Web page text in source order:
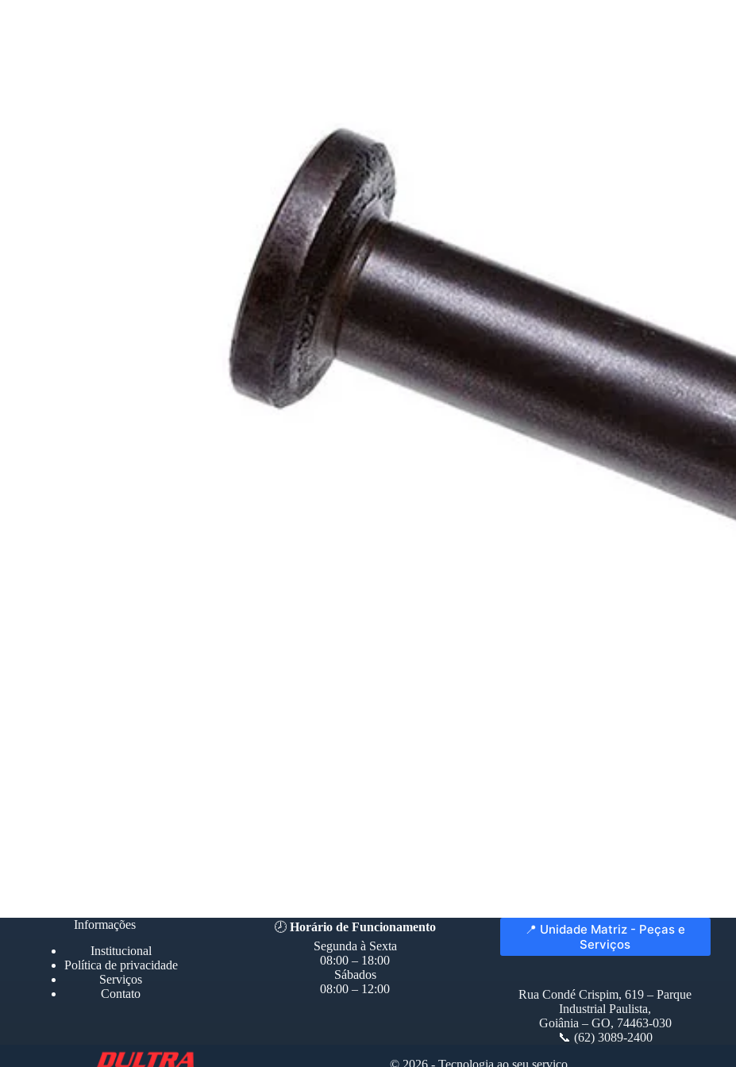
Informações
Institucional
Política de privacidade
Serviços
Contato
🕗Horário de Funcionamento
Segunda à Sexta
08:00 – 18:00
Sábados
08:00 – 12:00
📍 Unidade Matriz - Peças e
Serviços
Rua Condé Crispim, 619 – Parque
Industrial Paulista,
Goiânia – GO, 74463-030
📞 (62) 3089-2400
© 2026 - Tecnologia ao seu serviço.